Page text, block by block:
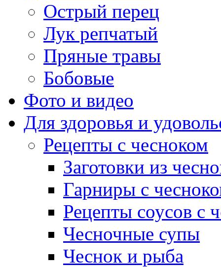
Острый перец
Лук репчатый
Пряные травы
Бобовые
Фото и видео
Для здоровья и
Рецепты с чесноком
Заготовки из
Гарниры с
Рецепты соусов с
Чесночные супы
Чеснок и рыба